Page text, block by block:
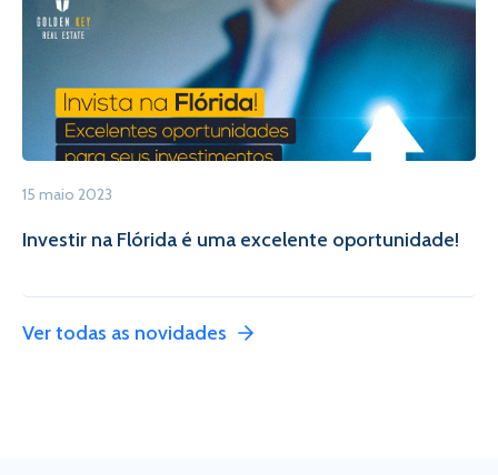
15 maio 2023
Investir na Flórida é uma excelente oportunidade!
Ver todas as novidades